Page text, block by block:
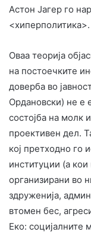
Астон Јагер го
<хиперполитика>.
Оваа теорија
на постоечките
доверба во
Ордановски) не е
состојба на молк
проективен дел.
кој претходно го
институции (а
организирани во
здруженија,
втомен бес,
Еко: социјалните